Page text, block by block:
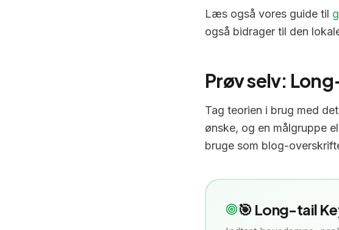
Læs også vores guide til
også bidrager til den
Prøv selv:
Tag teorien i brug med
ønske, og en målgruppe
bruge som blog-
🎯 Long-tail